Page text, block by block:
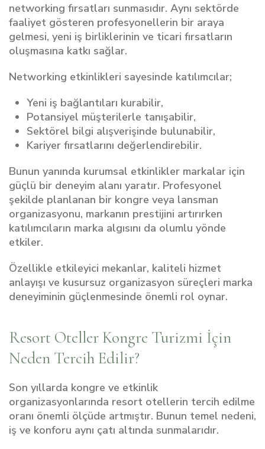
networking fırsatları sunmasıdır. Aynı sektörde
faaliyet gösteren profesyonellerin bir araya
gelmesi, yeni iş birliklerinin ve ticari fırsatların
oluşmasına katkı sağlar.
Networking etkinlikleri sayesinde katılımcılar;
Yeni iş bağlantıları kurabilir,
Potansiyel müşterilerle tanışabilir,
Sektörel bilgi alışverişinde bulunabilir,
Kariyer fırsatlarını değerlendirebilir.
Bunun yanında kurumsal etkinlikler markalar için
güçlü bir deneyim alanı yaratır. Profesyonel
şekilde planlanan bir kongre veya lansman
organizasyonu, markanın prestijini artırırken
katılımcıların marka algısını da olumlu yönde
etkiler.
Özellikle etkileyici mekanlar, kaliteli hizmet
anlayışı ve kusursuz organizasyon süreçleri marka
deneyiminin güçlenmesinde önemli rol oynar.
Resort Oteller Kongre Turizmi İçin
Neden Tercih Edilir?
Son yıllarda kongre ve etkinlik
organizasyonlarında resort otellerin tercih edilme
oranı önemli ölçüde artmıştır. Bunun temel nedeni,
iş ve konforu aynı çatı altında sunmalarıdır.